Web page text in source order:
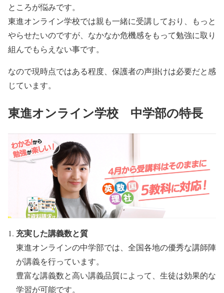
ところが悩みです。
東進オンライン学校では親も一緒に受講しており、もっと
やらせたいのですが、なかなか危機感をもって勉強に取り
組んでもらえない事です。
なので現時点ではある程度、保護者の声掛けは必要だと感
じています。
東進オンライン学校 中学部の特長
充実した講義数と質
東進オンラインの中学部では、全国各地の優秀な講師陣
が講義を行っています。
豊富な講義数と高い講義品質によって、生徒は効果的な
学習が可能です。